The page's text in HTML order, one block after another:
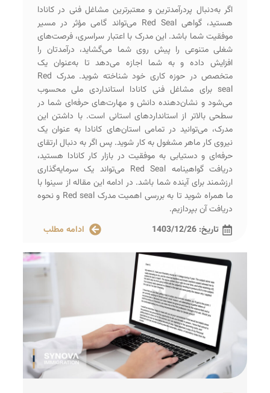
اگر به‌دنبال پردرآمدترین و معتبرترین مشاغل فنی در کانادا
هستید، گواهی Red Seal می‌تواند گامی مؤثر در مسیر
موفقیت شما باشد. این مدرک با اعتبار سراسری، فرصت‌های
شغلی متنوعی را پیش روی شما می‌گشاید، درآمدتان را
افزایش داده و به شما اجازه می‌دهد تا به‌عنوان یک
متخصص در حوزه کاری خود شناخته شوید. مدرک Red
seal برای مشاغل فنی کانادا استانداردی ملی محسوب
می‌شود و نشان‌دهنده دانش و مهارت‌های حرفه‌ای شما در
سطحی بالاتر از استانداردهای استانی است. با داشتن این
مدرک، می‌توانید در تمامی استان‌های کانادا به عنوان یک
نیروی کار ماهر مشغول به کار شوید. پس اگر به دنبال ارتقای
حرفه‌ای و دستیابی به موفقیت در بازار کار کانادا هستید،
دریافت گواهینامه Red Seal می‌تواند یک سرمایه‌گذاری
ارزشمند برای آینده شما باشد. در ادامه این مقاله از سینوا با
ما همراه شوید تا به بررسی اهمیت مدرک Red seal و نحوه
دریافت آن بپردازیم.
تاریخ: 1403/12/26 ادامه مطلب